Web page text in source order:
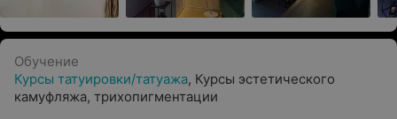
Обучение
Курсы татуировки/татуажа, Курсы эстетического
камуфляжа, трихопигментации